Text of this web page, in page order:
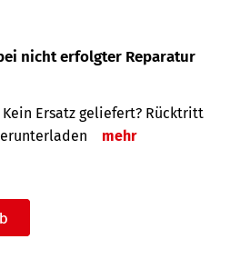
nicht erfolgter Reparatur
Ersatz geliefert? Rücktritt
mehr